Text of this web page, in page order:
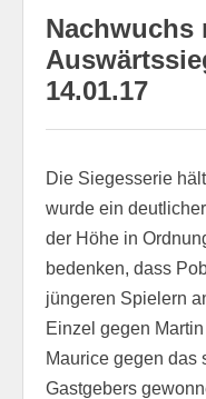
Nachwuchs
14.01.17
Die Siegesserie
wurde ein
der Höhe in
bedenken, dass
jüngeren Spielern
Einzel gegen
Maurice gegen das
Gastgebers